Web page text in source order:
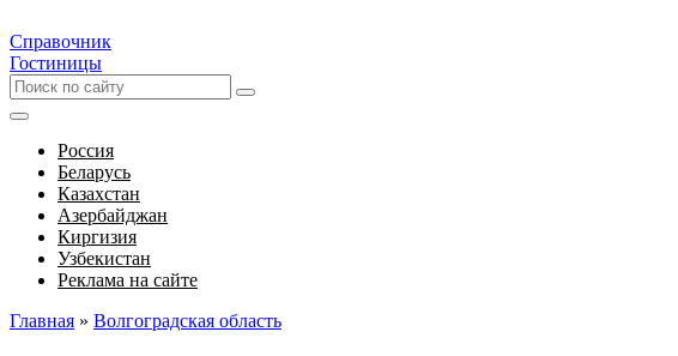
Справочник
Гостиницы
Россия
Беларусь
Казахстан
Азербайджан
Киргизия
Узбекистан
Реклама на сайте
Главная » Волгоградская область